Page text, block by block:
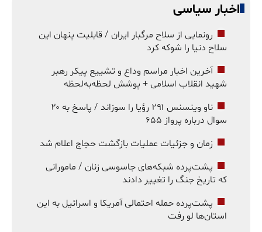
اخبار سیاسی
رونمایی از سلاح مرگبار ایران / قابلیت پنهان این
سلاح دنیا را شوکه کرد
آخرین اخبار مراسم وداع و تشییع پیکر رهبر
شهید انقلاب اسلامی + پوشش لحظه‌به‌لحظه
ناو وینسنس ۲۹۱ رؤیا را سوزاند / پاسخ به ۲۰
سوال درباره پرواز ۶۵۵
زمان و جزئیات عملیات بازگشت حجاج اعلام شد
پشت‌پرده شبکه‌های جاسوسی زنان / مامورانی
که تاریخ جنگ را تغییر دادند
پشت‌پرده حمله احتمالی آمریکا و اسرائیل به این
استان‌ها لو رفت